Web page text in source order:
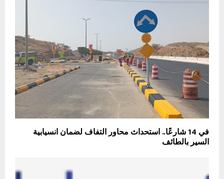
في 14 شارعًا.. استحداث محاور التفاف لضمان انسيابية
السير بالطائف